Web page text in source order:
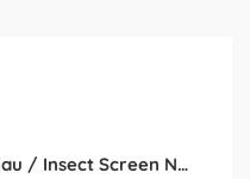
Jaring Kasa Hijau / Insect Screen Net – Kualitas Terjamin & Harga Eceran Terjangkau